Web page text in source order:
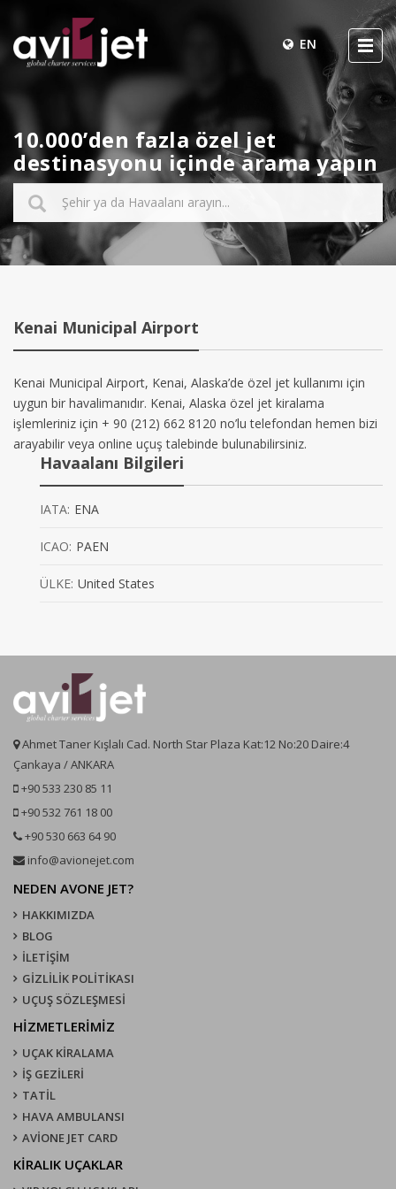
EN
10.000’den fazla özel jet
destinasyonu içinde arama yapın
Kenai Municipal Airport
Kenai Municipal Airport, Kenai, Alaska’de özel jet kullanımı için
uygun bir havalimanıdır. Kenai, Alaska özel jet kiralama
işlemleriniz için + 90 (212) 662 8120 no’lu telefondan hemen bizi
arayabilir veya online uçuş talebinde bulunabilirsiniz.
Havaalanı Bilgileri
IATA: ENA
ICAO: PAEN
ÜLKE: United States
Ahmet Taner Kışlalı Cad. North Star Plaza Kat:12 No:20 Daire:4
Çankaya / ANKARA
+90 533 230 85 11
+90 532 761 18 00
+90 530 663 64 90
info@avionejet.com
NEDEN AVONE JET?
HAKKIMIZDA
BLOG
İLETİŞİM
GİZLİLİK POLİTİKASI
UÇUŞ SÖZLEŞMESI
HİZMETLERİMİZ
UÇAK KIRALAMA
İŞ GEZİLERİ
TATİL
HAVA AMBULANSI
AVİONE JET CARD
KIRALIK UÇAKLAR